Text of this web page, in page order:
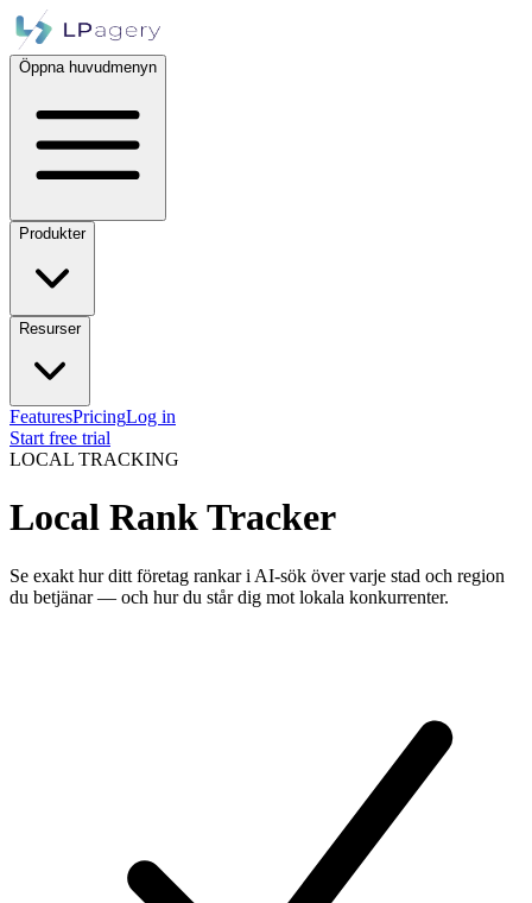
Öppna huvudmenyn
Produkter
Resurser
FeaturesPricingLog in
Start free trial
LOCAL TRACKING
Local Rank Tracker
Se exakt hur ditt företag rankar i AI-sök över varje stad och region
du betjänar — och hur du står dig mot lokala konkurrenter.